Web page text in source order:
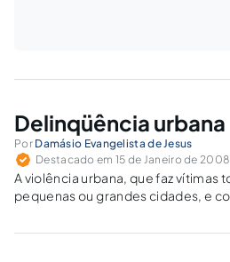
Delinqüência urbana
Por Damásio Evangelista de Jesus
Destacado em 15 de Janeiro de
A violência urbana, que faz vítimas
pequenas ou grandes cidades, e
mediante seqüestro, furtos,